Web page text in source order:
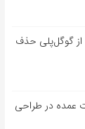
از گوگل‌پلی حذف
عمده در طراحی